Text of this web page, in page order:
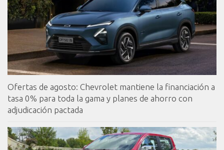
Ofertas de agosto: Chevrolet mantiene la financiación a
tasa 0% para toda la gama y planes de ahorro con
adjudicación pactada